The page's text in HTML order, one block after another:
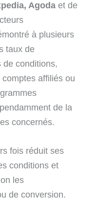
Agoda et de
à plusieurs
taux de
de conditions,
affiliés ou
de la
concernés.
fois réduit ses
conditions et
les
de conversion.